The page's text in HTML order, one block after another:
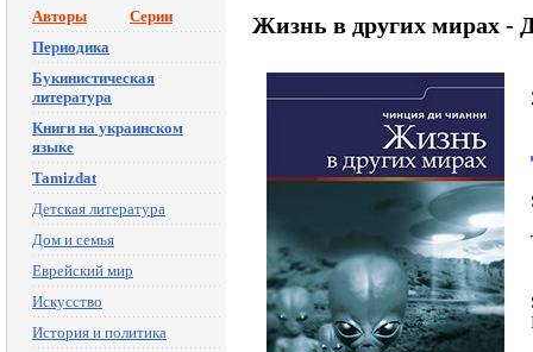
Авторы
Серии
Периодика
Букинистическая
литература
Книги на украинском
языке
Tamizdat
Детская литература
Дом и семья
Еврейский мир
Искусство
История и политика
Жизнь в других мирах -